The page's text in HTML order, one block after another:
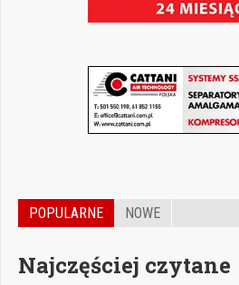
POPULARNE NOWE
Najczęściej czytane